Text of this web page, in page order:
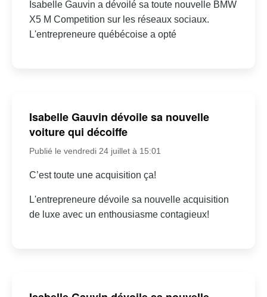
Isabelle Gauvin a dévoilé sa toute nouvelle BMW
X5 M Competition sur les réseaux sociaux.
L'entrepreneure québécoise a opté
Isabelle Gauvin dévoile sa nouvelle
voiture qui décoiffe
Publié le vendredi 24 juillet à 15:01
C’est toute une acquisition ça!
L'entrepreneure dévoile sa nouvelle acquisition
de luxe avec un enthousiasme contagieux!